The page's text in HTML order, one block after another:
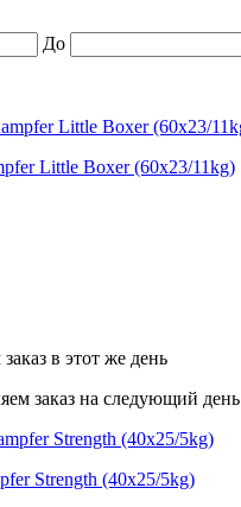
До
Little Boxer (60х23/11kg)
в этот же день
заказ на следующий день
Strength (40х25/5kg)